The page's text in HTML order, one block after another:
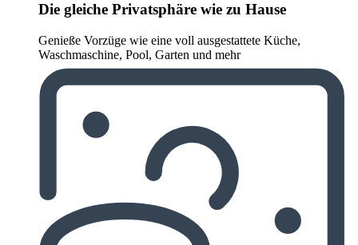
Die gleiche Privatsphäre wie zu Hause
Genieße Vorzüge wie eine voll ausgestattete Küche,
Waschmaschine, Pool, Garten und mehr